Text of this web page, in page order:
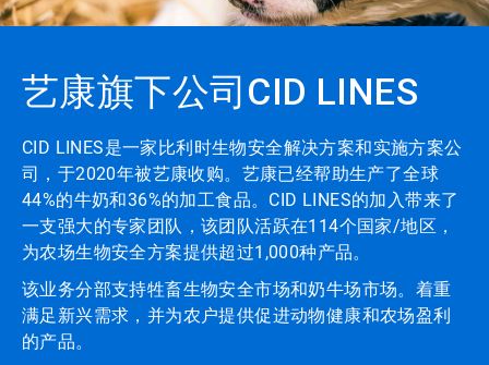
艺康旗下公司CID LINES
CID LINES是一家比利时生物安全解决方案和实施方案公
司，于2020年被艺康收购。艺康已经帮助生产了全球
44%的牛奶和36%的加工食品。CID LINES的加入带来了
一支强大的专家团队，该团队活跃在114个国家/地区，
为农场生物安全方案提供超过1,000种产品。
该业务分部支持牲畜生物安全市场和奶牛场市场。着重
满足新兴需求，并为农户提供促进动物健康和农场盈利
的产品。